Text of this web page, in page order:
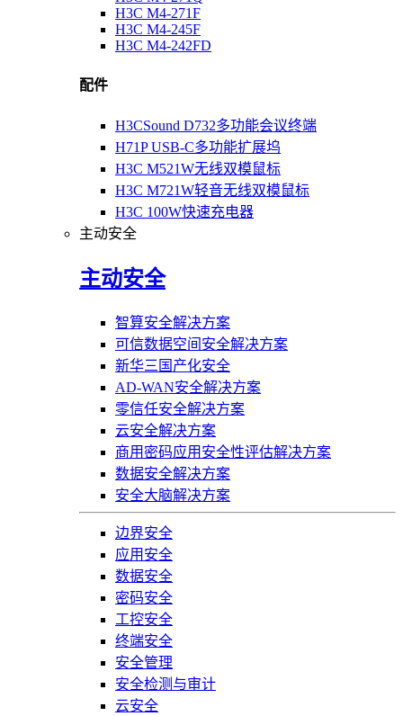
H3C M4-271F
H3C M4-245F
H3C M4-242FD
配件
H3CSound D732多功能会议终端
H71P USB-C多功能扩展坞
H3C M521W无线双模鼠标
H3C M721W轻音无线双模鼠标
H3C 100W快速充电器
主动安全
主动安全
智算安全解决方案
可信数据空间安全解决方案
新华三国产化安全
AD-WAN安全解决方案
零信任安全解决方案
云安全解决方案
商用密码应用安全性评估解决方案
数据安全解决方案
安全大脑解决方案
边界安全
应用安全
数据安全
密码安全
工控安全
终端安全
安全管理
安全检测与审计
云安全